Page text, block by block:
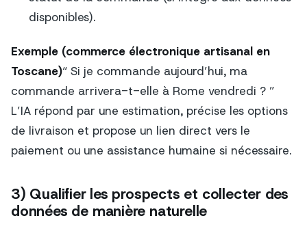
disponibles).
Exemple (commerce électronique artisanal en
Toscane)“ Si je commande aujourd’hui, ma
commande arrivera-t-elle à Rome vendredi ? ”
L’IA répond par une estimation, précise les options
de livraison et propose un lien direct vers le
paiement ou une assistance humaine si nécessaire.
3) Qualifier les prospects et collecter des
données de manière naturelle